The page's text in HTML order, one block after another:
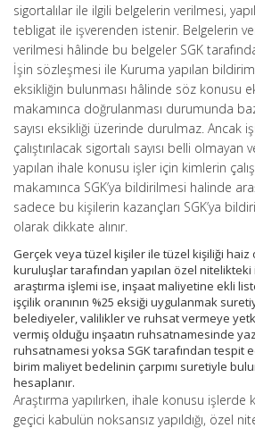
sigortalılar ile ilgili belgelerin verilmesi,
tebligat ile işverenden istenir. Belgelerin
verilmesi hâlinde bu belgeler SGK
İşin sözleşmesi ile Kuruma yapılan
eksikliğin bulunması hâlinde söz konusu
makamınca doğrulanması durumunda
sayısı eksikliği üzerinde durulmaz. Ancak
çalıştırılacak sigortalı sayısı belli
yapılan ihale konusu işler için kimlerin
makamınca SGK’ya bildirilmesi halinde
sadece bu kişilerin kazançları SGK’ya
olarak dikkate alınır.
Gerçek veya tüzel kişiler ile tüzel kişiliği haiz
kuruluşlar tarafından yapılan özel
araştırma işlemi ise, inşaat maliyetine ekli
işçilik oranının %25 eksiği uygulanmak
belediyeler, valilikler ve ruhsat vermeye
vermiş olduğu inşaatın ruhsatnamesinde
ruhsatnamesi yoksa SGK tarafından tespit
birim maliyet bedelinin çarpımı suretiyle
hesaplanır.
Araştırma yapılırken, ihale konusu işlerde
geçici kabulün noksansız yapıldığı, özel